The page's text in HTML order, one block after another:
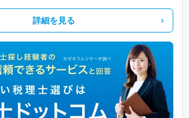
詳細を見る